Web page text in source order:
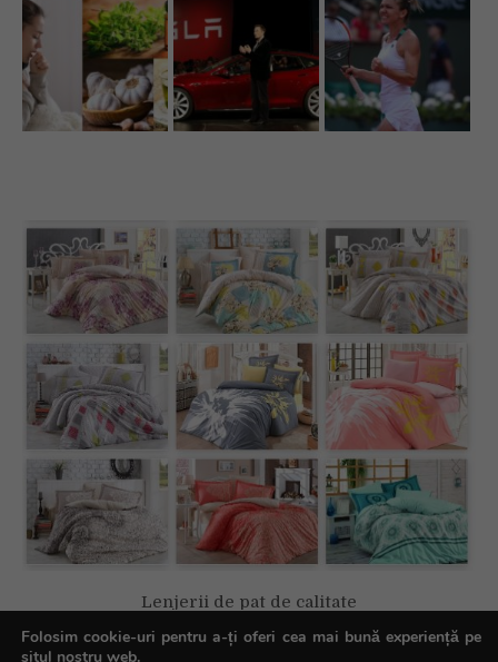
Lenjerii de pat de calitate
Folosim cookie-uri pentru a-ți oferi cea mai bună experiență pe
situl nostru web.